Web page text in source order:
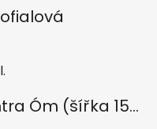
Měděný náramek Mantra Óm (šířka 15 mm)